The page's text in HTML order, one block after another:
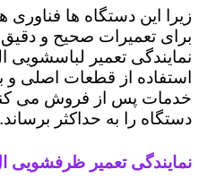
زیرا این دستگاه ها فناوری
برای تعمیرات صحیح و دقیق
نمایندگی تعمیر
استفاده از قطعات اصلی و
خدمات پس از فروش می کند
دستگاه را به حداکثر برساند.
نمایندگی تعمیر ظرفشویی